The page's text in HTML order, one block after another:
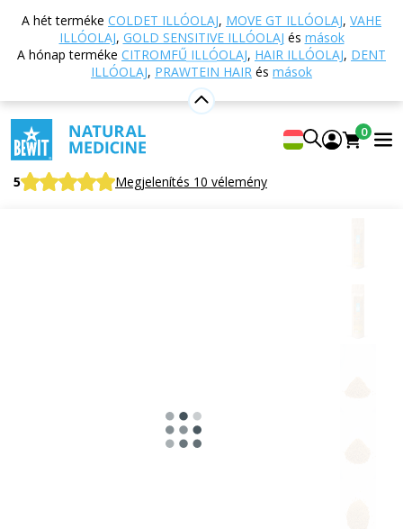
A hét terméke COLDET ILLÓOLAJ, MOVE GT ILLÓOLAJ, VAHE
ILLÓOLAJ, GOLD SENSITIVE ILLÓOLAJ és mások
A hónap terméke CITROMFŰ ILLÓOLAJ, HAIR ILLÓOLAJ, DENT
ILLÓOLAJ, PRAWTEIN HAIR és mások
0
Vissza a főoldalra Webáruház
Táplálkozás és
étrend-kiegészítők
Szuperételek
Magok
GÖRÖGSZÉNAMAG BIO
GÖRÖGSZÉNAMAG BIO
BIO FENUGREEK SEEDS
5 Megjelenítés 10 vélemény